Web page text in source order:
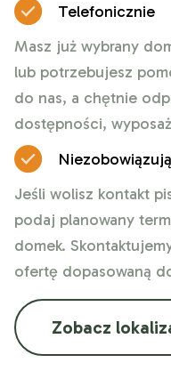
Telefonicznie
Masz już wybrany
lub potrzebujesz
do nas, a chętnie
dostępności,
Jeśli wolisz kontakt
podaj planowany
domek.
ofertę dopasowaną
Zobacz